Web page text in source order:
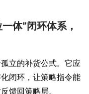
体”闭环体系，
立的补货公式。它应
闭环，让策略指令能
馈回策略层。